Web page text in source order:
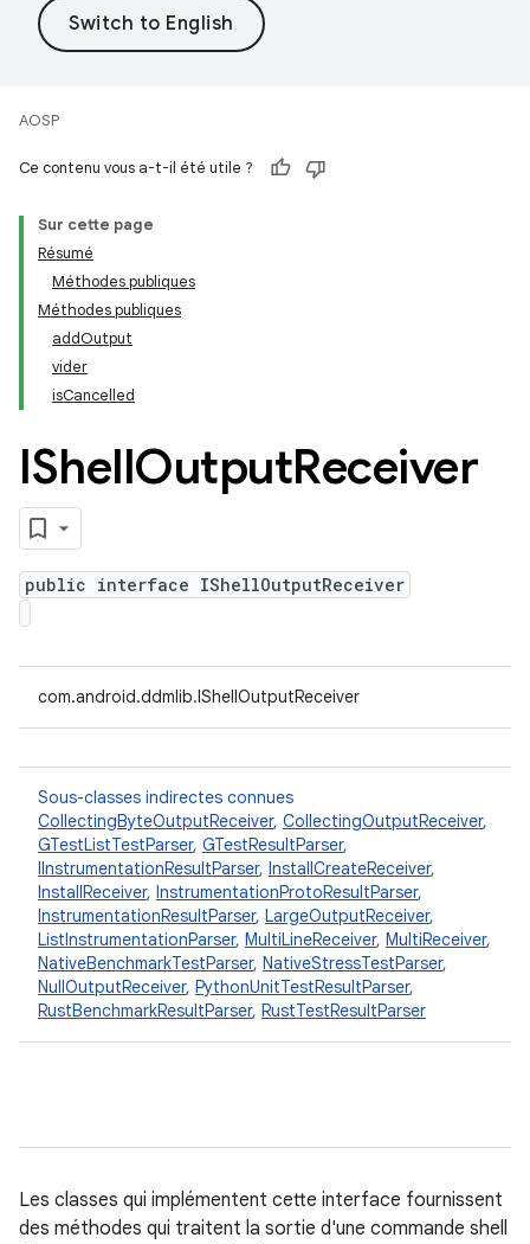
AOSP
Ce contenu vous a-t-il été utile ?
Sur cette page
Résumé
Méthodes publiques
Méthodes publiques
addOutput
vider
isCancelled
IShellOutputReceiver
public interface IShellOutputReceiver
com.android.ddmlib.IShellOutputReceiver
Sous-classes indirectes connues
CollectingByteOutputReceiver, CollectingOutputReceiver,
GTestListTestParser, GTestResultParser,
IInstrumentationResultParser, InstallCreateReceiver,
InstallReceiver, InstrumentationProtoResultParser,
InstrumentationResultParser, LargeOutputReceiver,
ListInstrumentationParser, MultiLineReceiver, MultiReceiver,
NativeBenchmarkTestParser, NativeStressTestParser,
NullOutputReceiver, PythonUnitTestResultParser,
RustBenchmarkResultParser, RustTestResultParser
Les classes qui implémentent cette interface fournissent
des méthodes qui traitent la sortie d'une commande shell